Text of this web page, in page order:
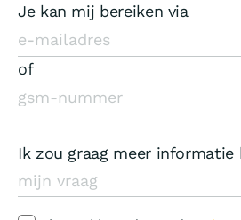
Je kan mij bereiken via
of
Ik zou graag meer informatie